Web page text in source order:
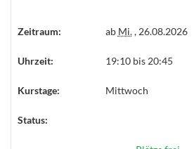
Zeitraum: ab Mi., 26.08.2026
Uhrzeit: 19:10 bis 20:45
Kurstage: Mittwoch
Status: